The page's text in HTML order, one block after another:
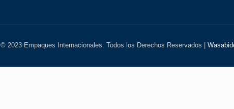
© 2023 Empaques Internacionales. Todos los Derechos Reservados |